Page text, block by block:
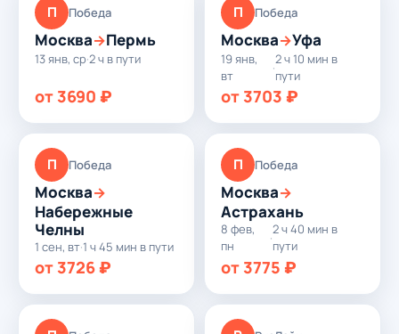
П Победа
Москва→Пермь
13 янв, ср·2 ч в пути
от 3690 ₽
П Победа
Москва→Уфа
19 янв,
вт
·
2 ч 10 мин в
пути
от 3703 ₽
П Победа
Москва→
Набережные
Челны
1 сен, вт·1 ч 45 мин в пути
от 3726 ₽
П Победа
Москва→
Астрахань
8 фев,
пн
·
2 ч 40 мин в
пути
от 3775 ₽